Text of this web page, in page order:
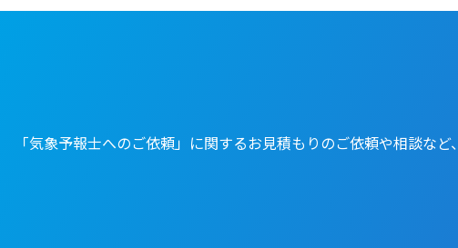
「気象予報士へのご依頼」に関するお見積もりのご依頼や相談など